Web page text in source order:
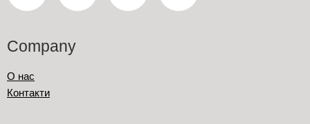
Company
О нас
Контакти